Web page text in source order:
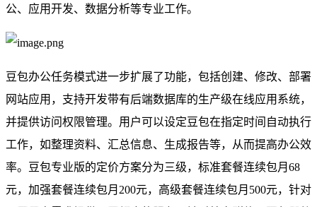
公、应用开发、数据分析等专业工作。
豆包办公任务模式进一步扩展了功能，包括创建、修改、部署
网站应用，支持开发带有后端数据库的生产级在线应用系统，
并提供访问权限管理。用户可以设定豆包在指定时间自动执行
工作，如整理资料、汇总信息、生成报告等，从而提高办公效
率。豆包专业版的定价方案分为三级，标准套餐连续包月68
元，加强套餐连续包月200元，高级套餐连续包月500元，针对